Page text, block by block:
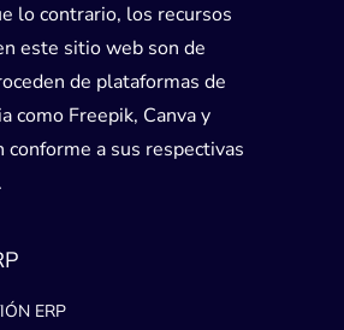
lo contrario, los recursos
este sitio web son de
de plataformas de
como Freepik, Canva y
conforme a sus respectivas
ERP